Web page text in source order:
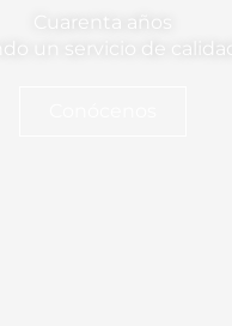
Cuarenta años
un servicio de calidad